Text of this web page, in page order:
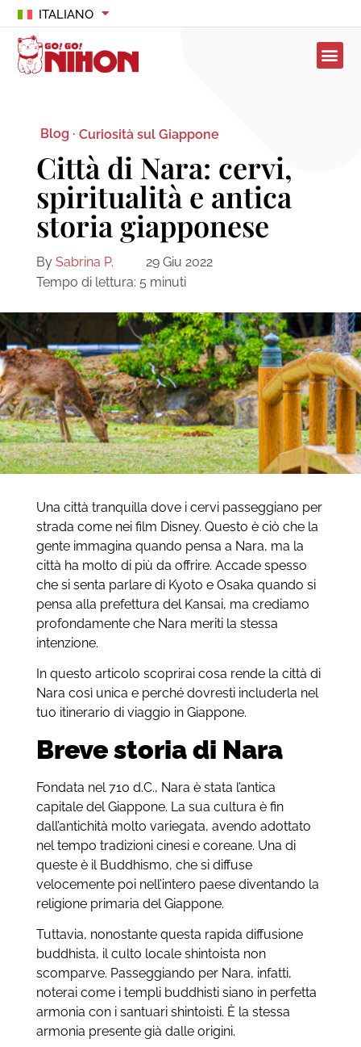
ITALIANO
Blog · Curiosità sul Giappone
Città di Nara: cervi,
spiritualità e antica
storia giapponese
By Sabrina P.
29 Giu 2022
Tempo di lettura: 5 minuti
Una città tranquilla dove i cervi passeggiano per
strada come nei film Disney. Questo è ciò che la
gente immagina quando pensa a Nara, ma la
città ha molto di più da offrire. Accade spesso
che si senta parlare di Kyoto e Osaka quando si
pensa alla prefettura del Kansai, ma crediamo
profondamente che Nara meriti la stessa
intenzione.
In questo articolo scoprirai cosa rende la città di
Nara così unica e perché dovresti includerla nel
tuo itinerario di viaggio in Giappone.
Breve storia di Nara
Fondata nel 710 d.C., Nara è stata l’antica
capitale del Giappone. La sua cultura è fin
dall’antichità molto variegata, avendo adottato
nel tempo tradizioni cinesi e coreane. Una di
queste è il Buddhismo, che si diffuse
velocemente poi nell’intero paese diventando la
religione primaria del Giappone.
Tuttavia, nonostante questa rapida diffusione
buddhista, il culto locale shintoista non
scomparve. Passeggiando per Nara, infatti,
noterai come i templi buddhisti siano in perfetta
armonia con i santuari shintoisti. È la stessa
armonia presente già dalle origini.